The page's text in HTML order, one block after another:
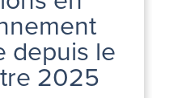
depuis le
2025